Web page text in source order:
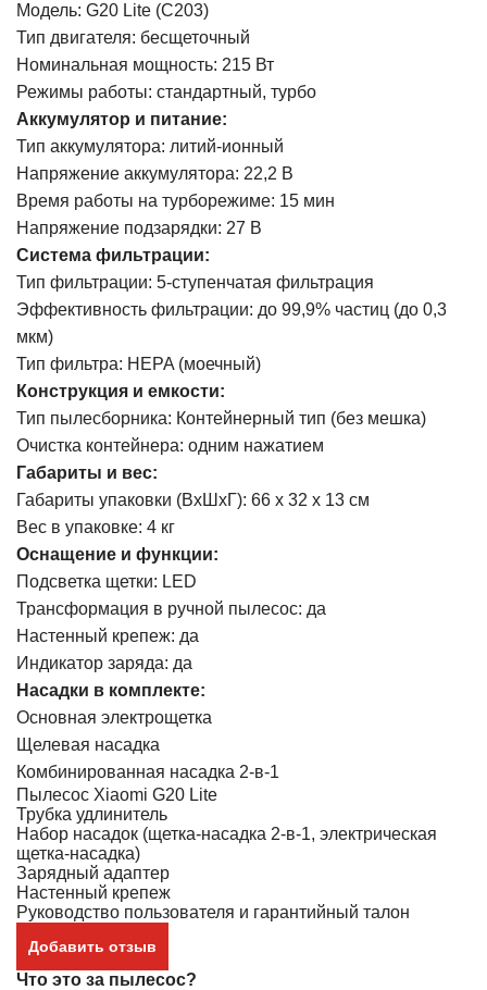
Модель: G20 Lite (C203)
Тип двигателя: бесщеточный
Номинальная мощность: 215 Вт
Режимы работы: стандартный, турбо
Аккумулятор и питание:
Тип аккумулятора: литий-ионный
Напряжение аккумулятора: 22,2 В
Время работы на турборежиме: 15 мин
Напряжение подзарядки: 27 В
Система фильтрации:
Тип фильтрации: 5-ступенчатая фильтрация
Эффективность фильтрации: до 99,9% частиц (до 0,3
мкм)
Тип фильтра: HEPA (моечный)
Конструкция и емкости:
Тип пылесборника: Контейнерный тип (без мешка)
Очистка контейнера: одним нажатием
Габариты и вес:
Габариты упаковки (ВхШхГ): 66 х 32 х 13 см
Вес в упаковке: 4 кг
Оснащение и функции:
Подсветка щетки: LED
Трансформация в ручной пылесос: да
Настенный крепеж: да
Индикатор заряда: да
Насадки в комплекте:
Основная электрощетка
Щелевая насадка
Комбинированная насадка 2-в-1
Пылесос Xiaomi G20 Lite
Трубка удлинитель
Набор насадок (щетка-насадка 2-в-1, электрическая
щетка-насадка)
Зарядный адаптер
Настенный крепеж
Руководство пользователя и гарантийный талон
Добавить отзыв
Что это за пылесос?